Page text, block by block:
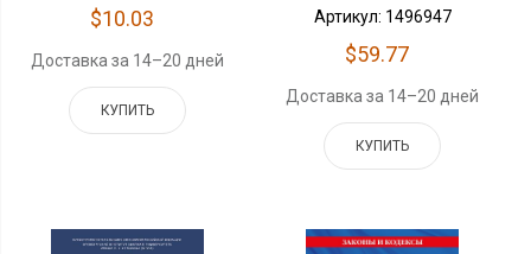
$10.03
Доставка за 14–20 дней
КУПИТЬ
Артикул: 1496947
$59.77
Доставка за 14–20 дней
КУПИТЬ